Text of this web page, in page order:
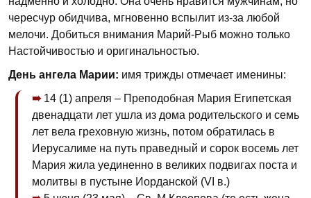
чересчур обидчива, мгновенно вспылит из-за любой
мелочи. Добиться внимания Марий-Рыб можно только
Настойчивостью и оригинальностью.
День ангела Марии: имя трижды отмечает именины:
14 (1) апреля – Преподобная Мария Египетская
двенадцати лет ушла из дома родительского и семь
лет вела греховную жизнь, потом обратилась в
Иерусалиме на путь праведный и сорок восемь лет
Мария жила уединенно в великих подвигах поста и
молитвы в пустыне Иорданской (VI в.)